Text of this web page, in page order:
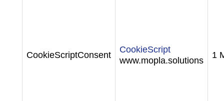
CookieScriptConsent
CookieScript
www.mopla.solutions
1